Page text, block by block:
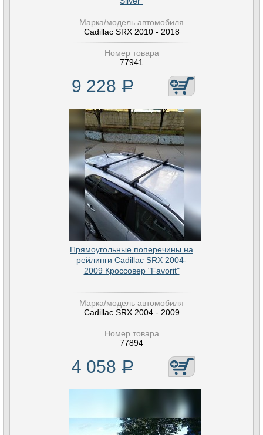
Марка/модель автомобиля
Cadillac SRX 2010 - 2018
Номер товара
77941
9 228 Р
Прямоугольные поперечины на
рейлинги Cadillac SRX 2004-
2009 Кроссовер "Favorit"
Марка/модель автомобиля
Cadillac SRX 2004 - 2009
Номер товара
77894
4 058 Р